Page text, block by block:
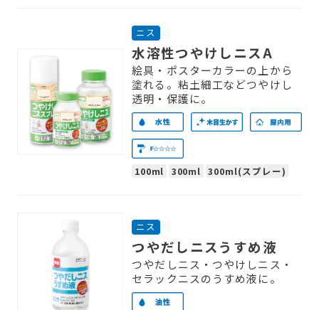
ニス
水溶性つやけしニスA
絵具・ポスターカラーの上から
塗れる。粘土細工などつやけし
透明・保護に。
100ml 300ml 300ml(スプレー)
ニス
つやだしニスうすめ液
つやだしニス・つやけしニス・
セラックニスのうすめ液に。